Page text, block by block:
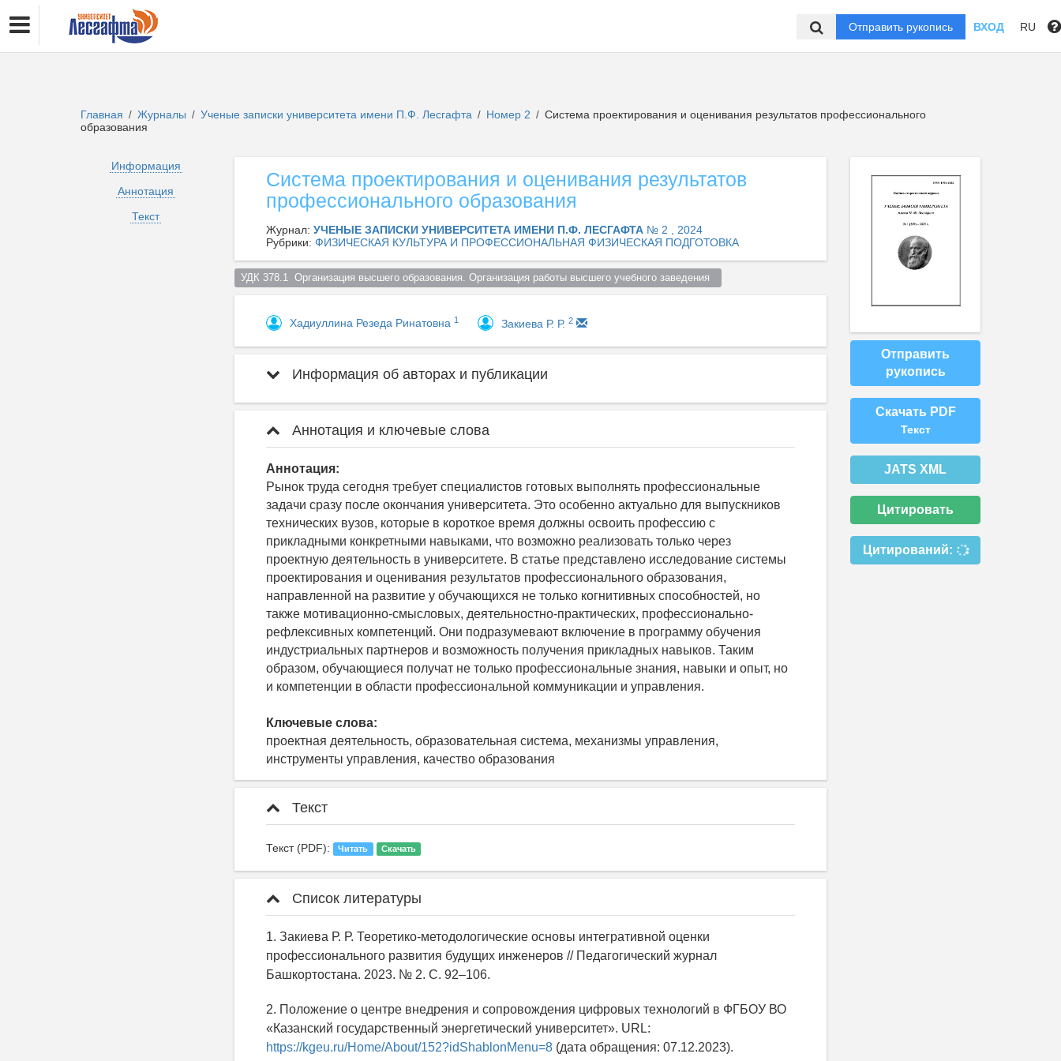
Отправить рукопись ВХОД RU
Главная / Журналы / Ученые записки университета имени П.Ф. Лесгафта / Номер 2 / Система проектирования и оценивания результатов профессионального
образования
Информация
Аннотация
Текст
Система проектирования и оценивания результатов
профессионального образования
Журнал: УЧЕНЫЕ ЗАПИСКИ УНИВЕРСИТЕТА ИМЕНИ П.Ф. ЛЕСГАФТА № 2 , 2024
Рубрики: ФИЗИЧЕСКАЯ КУЛЬТУРА И ПРОФЕССИОНАЛЬНАЯ ФИЗИЧЕСКАЯ ПОДГОТОВКА
УДК 378.1  Организация высшего образования. Организация работы высшего учебного заведения
Хадиуллина Резеда Ринатовна 1 Закиева Р. Р. 2
Информация об авторах и публикации
Аннотация и ключевые слова
Аннотация:
Рынок труда сегодня требует специалистов готовых выполнять профессиональные
задачи сразу после окончания университета. Это особенно актуально для выпускников
технических вузов, которые в короткое время должны освоить профессию с
прикладными конкретными навыками, что возможно реализовать только через
проектную деятельность в университете. В статье представлено исследование системы
проектирования и оценивания результатов профессионального образования,
направленной на развитие у обучающихся не только когнитивных способностей, но
также мотивационно-смысловых, деятельностно-практических, профессионально-
рефлексивных компетенций. Они подразумевают включение в программу обучения
индустриальных партнеров и возможность получения прикладных навыков. Таким
образом, обучающиеся получат не только профессиональные знания, навыки и опыт, но
и компетенции в области профессиональной коммуникации и управления.
Ключевые слова:
проектная деятельность, образовательная система, механизмы управления,
инструменты управления, качество образования
Текст
Текст (PDF): Читать Скачать
Список литературы
1. Закиева Р. Р. Теоретико-методологические основы интегративной оценки
профессионального развития будущих инженеров // Педагогический журнал
Башкортостана. 2023. № 2. С. 92–106.
2. Положение о центре внедрения и сопровождения цифровых технологий в ФГБОУ ВО
«Казанский государственный энергетический университет». URL:
https://kgeu.ru/Home/About/152?idShablonMenu=8 (дата обращения: 07.12.2023).
Отправить
рукопись
Скачать PDF
Текст
JATS XML
Цитировать
Цитирований: